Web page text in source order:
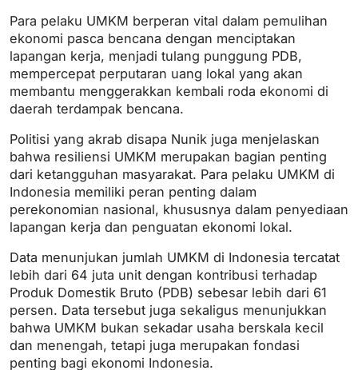
Para pelaku UMKM berperan vital dalam pemulihan
ekonomi pasca bencana dengan menciptakan
lapangan kerja, menjadi tulang punggung PDB,
mempercepat perputaran uang lokal yang akan
membantu menggerakkan kembali roda ekonomi di
daerah terdampak bencana.
Politisi yang akrab disapa Nunik juga menjelaskan
bahwa resiliensi UMKM merupakan bagian penting
dari ketangguhan masyarakat. Para pelaku UMKM di
Indonesia memiliki peran penting dalam
perekonomian nasional, khususnya dalam penyediaan
lapangan kerja dan penguatan ekonomi lokal.
Data menunjukan jumlah UMKM di Indonesia tercatat
lebih dari 64 juta unit dengan kontribusi terhadap
Produk Domestik Bruto (PDB) sebesar lebih dari 61
persen. Data tersebut juga sekaligus menunjukkan
bahwa UMKM bukan sekadar usaha berskala kecil
dan menengah, tetapi juga merupakan fondasi
penting bagi ekonomi Indonesia.